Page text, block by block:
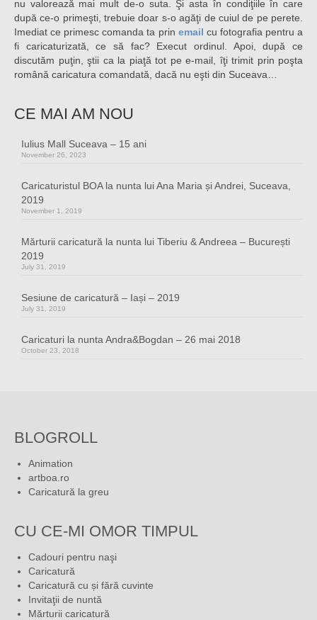
nu valorează mai mult de-o suta. Şi asta în condiţiile în care
după ce-o primeşti, trebuie doar s-o agăţi de cuiul de pe perete.
Imediat ce primesc comanda ta prin email cu fotografia pentru a
fi caricaturizată, ce să fac? Execut ordinul. Apoi, după ce
discutăm puţin, ştii ca la piaţă tot pe e-mail, îţi trimit prin poşta
română caricatura comandată, dacă nu eşti din Suceava…
CE MAI AM NOU
Iulius Mall Suceava – 15 ani
November 26, 2023
Caricaturistul BOA la nunta lui Ana Maria și Andrei, Suceava,
2019
November 1, 2019
Mărturii caricatură la nunta lui Tiberiu & Andreea – București
2019
July 31, 2019
Sesiune de caricatură – Iași – 2019
July 31, 2019
Caricaturi la nunta Andra&Bogdan – 26 mai 2018
October 23, 2018
BLOGROLL
Animation
artboa.ro
Caricatură la greu
CU CE-MI OMOR TIMPUL
Cadouri pentru naşi
Caricatură
Caricatură cu și fără cuvinte
Invitaţii de nuntă
Mărturii caricatură